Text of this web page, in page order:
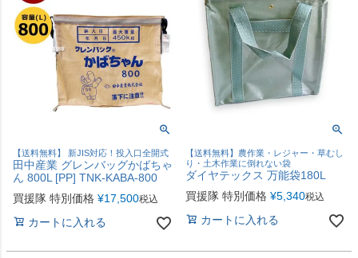
【送料無料】 新JIS対応！投入口全開式
田中産業 グレンバッグかばちゃ
ん 800L [PP] TNK-KABA-800
買援隊 特別価格 ¥17,500税込
カートに入れる
【送料無料】農作業・レジャー・草むし
り・土木作業に倒れない袋
ダイヤテックス 万能袋180L
買援隊 特別価格 ¥5,340税込
カートに入れる